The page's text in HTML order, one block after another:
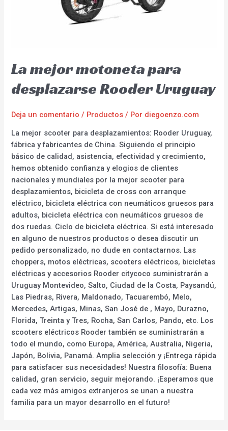
La mejor motoneta para
desplazarse Rooder Uruguay
Deja un comentario / Productos / Por diegoenzo.com
La mejor scooter para desplazamientos: Rooder Uruguay,
fábrica y fabricantes de China. Siguiendo el principio
básico de calidad, asistencia, efectividad y crecimiento,
hemos obtenido confianza y elogios de clientes
nacionales y mundiales por la mejor scooter para
desplazamientos, bicicleta de cross con arranque
eléctrico, bicicleta eléctrica con neumáticos gruesos para
adultos, bicicleta eléctrica con neumáticos gruesos de
dos ruedas. Ciclo de bicicleta eléctrica. Si está interesado
en alguno de nuestros productos o desea discutir un
pedido personalizado, no dude en contactarnos. Las
choppers, motos eléctricas, scooters eléctricos, bicicletas
eléctricas y accesorios Rooder citycoco suministrarán a
Uruguay Montevideo, Salto, Ciudad de la Costa, Paysandú,
Las Piedras, Rivera, Maldonado, Tacuarembó, Melo,
Mercedes, Artigas, Minas, San José de , Mayo, Durazno,
Florida, Treinta y Tres, Rocha, San Carlos, Pando, etc. Los
scooters eléctricos Rooder también se suministrarán a
todo el mundo, como Europa, América, Australia, Nigeria,
Japón, Bolivia, Panamá. Amplia selección y ¡Entrega rápida
para satisfacer sus necesidades! Nuestra filosofía: Buena
calidad, gran servicio, seguir mejorando. ¡Esperamos que
cada vez más amigos extranjeros se unan a nuestra
familia para un mayor desarrollo en el futuro!